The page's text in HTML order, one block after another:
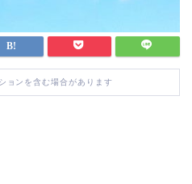
ョンを含む場合があります